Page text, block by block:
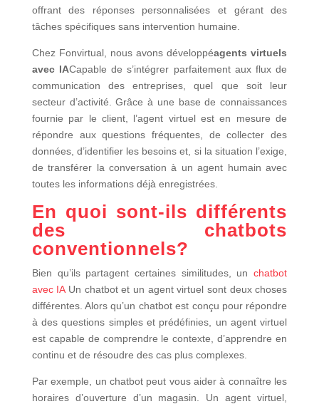
offrant des réponses personnalisées et gérant des
tâches spécifiques sans intervention humaine.
Chez Fonvirtual, nous avons développéagents virtuels
avec IACapable de s’intégrer parfaitement aux flux de
communication des entreprises, quel que soit leur
secteur d’activité. Grâce à une base de connaissances
fournie par le client, l’agent virtuel est en mesure de
répondre aux questions fréquentes, de collecter des
données, d’identifier les besoins et, si la situation l’exige,
de transférer la conversation à un agent humain avec
toutes les informations déjà enregistrées.
En quoi sont-ils différents
des chatbots
conventionnels?
Bien qu’ils partagent certaines similitudes, un chatbot
avec IAUn chatbot et un agent virtuel sont deux choses
différentes. Alors qu’un chatbot est conçu pour répondre
à des questions simples et prédéfinies, un agent virtuel
est capable de comprendre le contexte, d’apprendre en
continu et de résoudre des cas plus complexes.
Par exemple, un chatbot peut vous aider à connaître les
horaires d’ouverture d’un magasin. Un agent virtuel,